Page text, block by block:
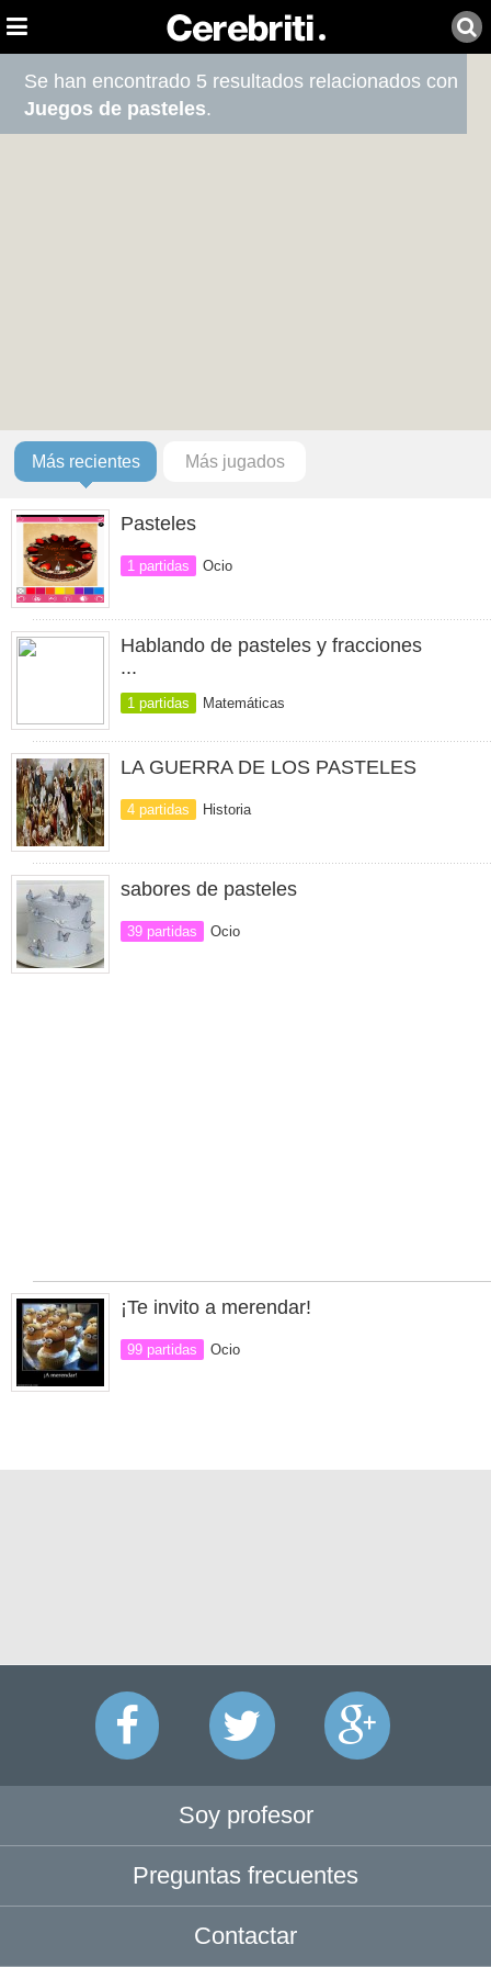
Se han encontrado 5 resultados relacionados con
Juegos de pasteles.
Más recientes Más jugados
Pasteles
1 partidas Ocio
Hablando de pasteles y fracciones
...
1 partidas Matemáticas
LA GUERRA DE LOS PASTELES
4 partidas Historia
sabores de pasteles
39 partidas Ocio
¡Te invito a merendar!
99 partidas Ocio
Soy profesor
Preguntas frecuentes
Contactar